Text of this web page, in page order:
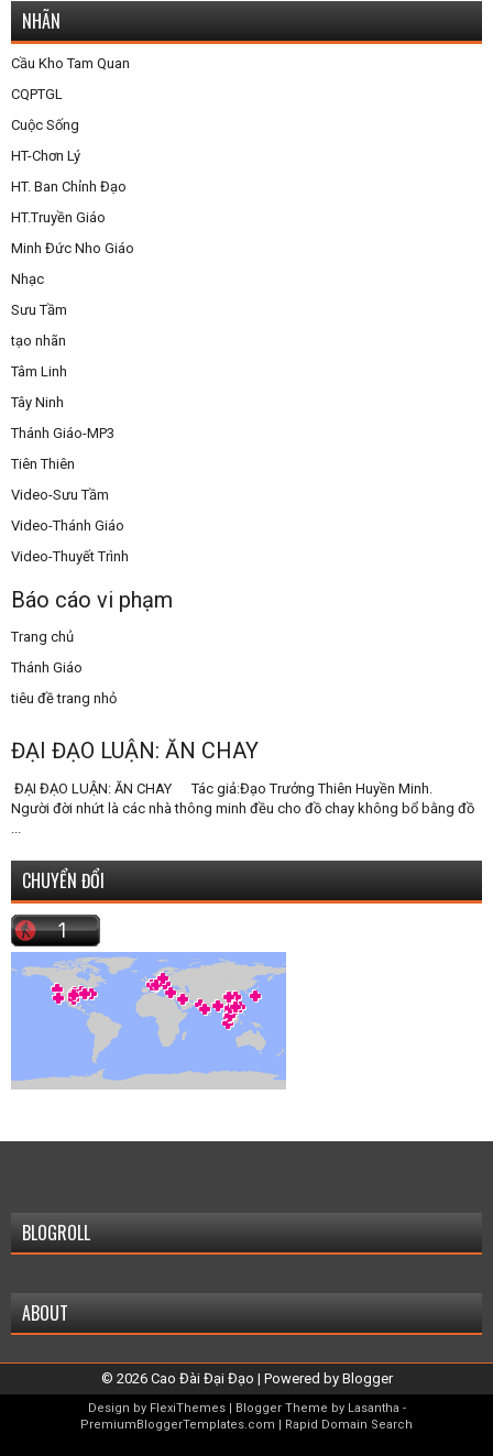
NHÃN
Cầu Kho Tam Quan
CQPTGL
Cuộc Sống
HT-Chơn Lý
HT. Ban Chỉnh Đạo
HT.Truyền Giáo
Minh Đức Nho Giáo
Nhạc
Sưu Tầm
tạo nhãn
Tâm Linh
Tây Ninh
Thánh Giáo-MP3
Tiên Thiên
Video-Sưu Tầm
Video-Thánh Giáo
Video-Thuyết Trình
Báo cáo vi phạm
Trang chủ
Thánh Giáo
tiêu đề trang nhỏ
ĐẠI ĐẠO LUẬN: ĂN CHAY
ĐẠI ĐẠO LUẬN: ĂN CHAY Tác giả:Đạo Trưởng Thiên Huyền Minh.
Người đời nhứt là các nhà thông minh đều cho đồ chay không bổ bằng đồ
...
CHUYỂN ĐỔI
BLOGROLL
ABOUT
© 2026 Cao Đài Đại Đạo | Powered by Blogger
Design by FlexiThemes| Blogger Theme by Lasantha -
PremiumBloggerTemplates.com
Rapid Domain Search